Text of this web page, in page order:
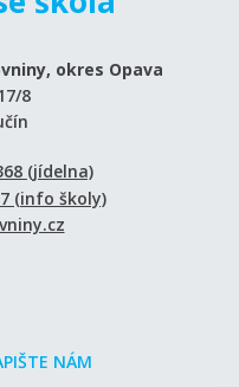
okres Opava
8
(jídelna)
(info školy)
NÁM